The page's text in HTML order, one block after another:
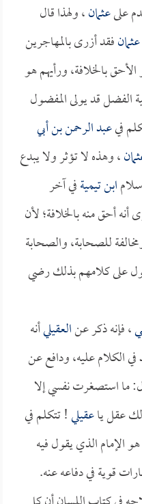
علىعثمان، ولهذا قال
عثمانفقد أزرى بالمهاجرين
بالخلافة، ورأيهم هو
الفضل قد يولى المفضول
فيعبد الرحمن بن أبي
، وهذه لا تؤثر ولا يبدع
ابن تيميةفي آخر
أنه أحق منه بالخلافة؛ لأن
للصحابة، والصحابة
على كلامهم بذلك رضي
، فإنه ذكر عنالعقيليأنه
الكلام عليه، ودافع عن
ما استصغرت نفسي إلا
عقل ياعقيلي! تتكلم في
هو الإمام الذي يقول فيه
قوية في دفاعه عنه.